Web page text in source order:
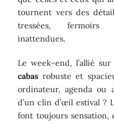
tournent vers des
tressées, fermoirs
inattendues.
Le week-end, l’allié
cabas robuste et
ordinateur, agenda ou
d’un clin d’œil estival ?
font toujours sensation,